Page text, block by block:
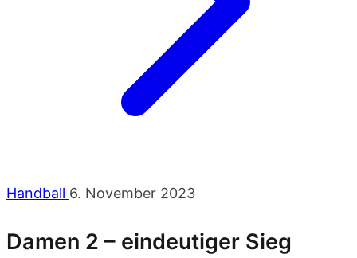
Handball 6. November 2023
Damen 2 – eindeutiger Sieg